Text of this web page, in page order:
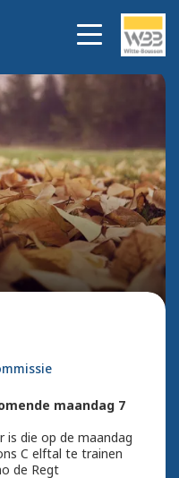
Bekijk alle foto's
maandag 7
is die op de maandag
C elftal te trainen
de Regt